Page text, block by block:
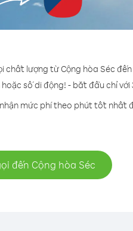
chất lượng từ Cộng hòa Séc
số di động! - bắt đầu chỉ
mức phí theo phút tốt nhất
đến Cộng hòa Séc